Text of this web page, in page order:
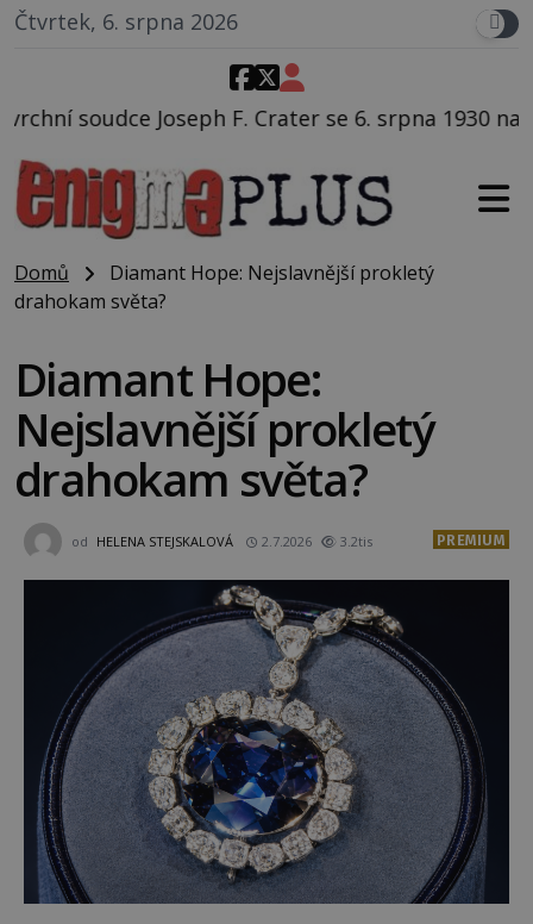
Čtvrtek, 6. srpna 2026
Crater se 6. srpna 1930 navečeří ve své
Domů
Diamant Hope: Nejslavnější prokletý
drahokam světa?
Diamant Hope:
Nejslavnější prokletý
drahokam světa?
od HELENA STEJSKALOVÁ 2.7.2026 3.2tis PREMIUM